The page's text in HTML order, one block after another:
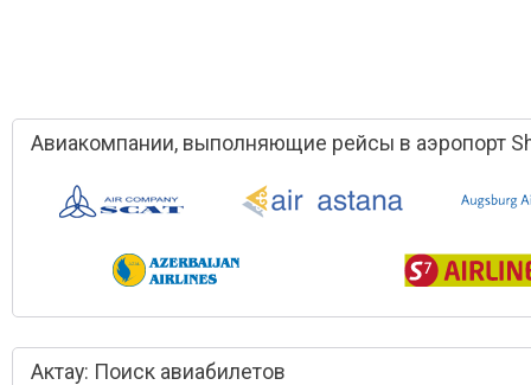
Авиакомпании, выполняющие рейсы в аэропорт
Актау: Поиск авиабилетов